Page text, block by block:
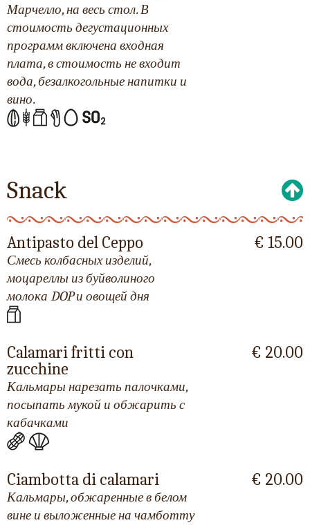
Марчелло, на весь стол. В
стоимость дегустационных
программ включена входная
плата, в стоимость не входит
вода, безалкогольные напитки и
вино.
Snack
Antipasto del Ceppo
Смесь колбасных изделий,
моцареллы из буйволиного
молока DOP и овощей дня
€ 15.00
Calamari fritti con
zucchine
Кальмары нарезать палочками,
посыпать мукой и обжарить с
кабачками
€ 20.00
Ciambotta di calamari
Кальмары, обжаренные в белом
вине и выложенные на чамботту
€ 20.00